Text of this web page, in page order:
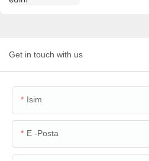
Get in touch with us
Isim
E -posta